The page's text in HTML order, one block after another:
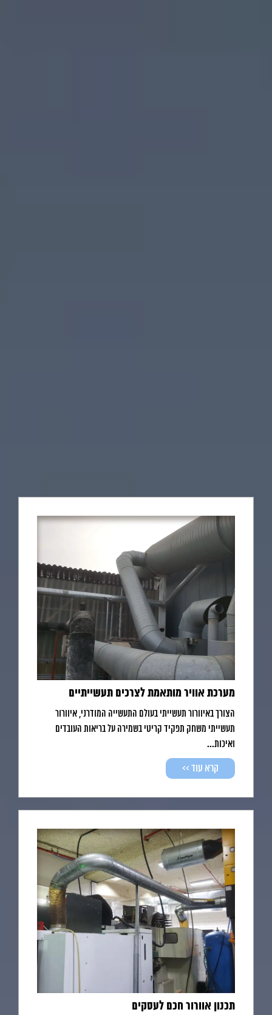
מערכת אוויר מותאמת לצרכים תעשייתיים
הצורך באיוורור תעשייתי בעולם התעשייה המודרני, איוורור
תעשייתי משחק תפקיד קריטי בשמירה על בריאות העובדים
ואיכות...
קרא עוד >>
תכנון אוורור חכם לעסקים